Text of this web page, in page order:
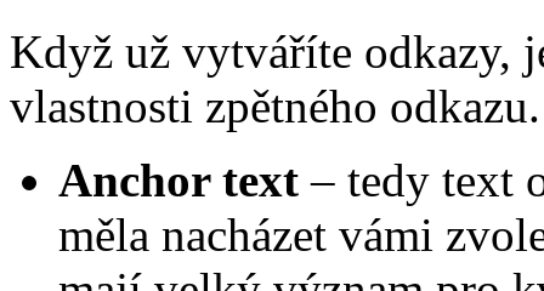
Když už vytváříte odkazy,
vlastnosti zpětného odkazu.
Anchor text – tedy text
měla nacházet vámi